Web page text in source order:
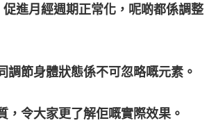
進月經週期正常化，呢啲都係調整
節身體狀態係不可忽略嘅元素。
令大家更了解佢嘅實際效果。